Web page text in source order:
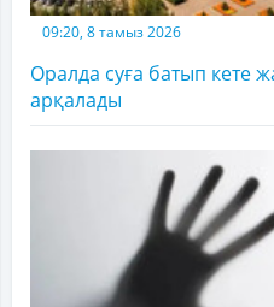
09:20, 8 тамыз 2026
Оралда суға батып кете
арқалады